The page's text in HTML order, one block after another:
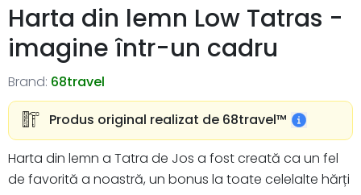
Harta din lemn Low Tatras -
imagine într-un cadru
Brand: 68travel
Produs original realizat de 68travel™️
Harta din lemn a Tatra de Jos a fost creată ca un fel
de favorită a noastră, un bonus la toate celelalte hărți